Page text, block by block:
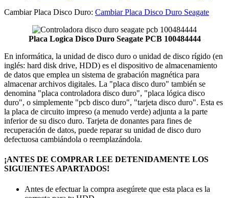
Cambiar Placa Disco Duro: Cambiar Placa Disco Duro Seagate
Placa Logica Disco Duro Seagate PCB 100484444
En informática, la unidad de disco duro o unidad de disco rígido (en
inglés: hard disk drive, HDD) es el dispositivo de almacenamiento
de datos que emplea un sistema de grabación magnética para
almacenar archivos digitales. La "placa disco duro" también se
denomina "placa controladora disco duro", "placa lógica disco
duro", o simplemente "pcb disco duro", "tarjeta disco duro". Esta es
la placa de circuito impreso (a menudo verde) adjunta a la parte
inferior de su disco duro. Tarjeta de donantes para fines de
recuperación de datos, puede reparar su unidad de disco duro
defectuosa cambiándola o reemplazándola.
¡ANTES DE COMPRAR LEE DETENIDAMENTE LOS
SIGUIENTES APARTADOS!
Antes de efectuar la compra asegúrete que esta placa es la